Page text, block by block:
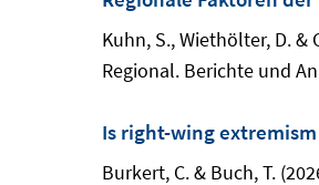
Kuhn, S., Wiethölter, D.
Regional. Berichte und
Is right-wing
Burkert, C. & Buch, T.